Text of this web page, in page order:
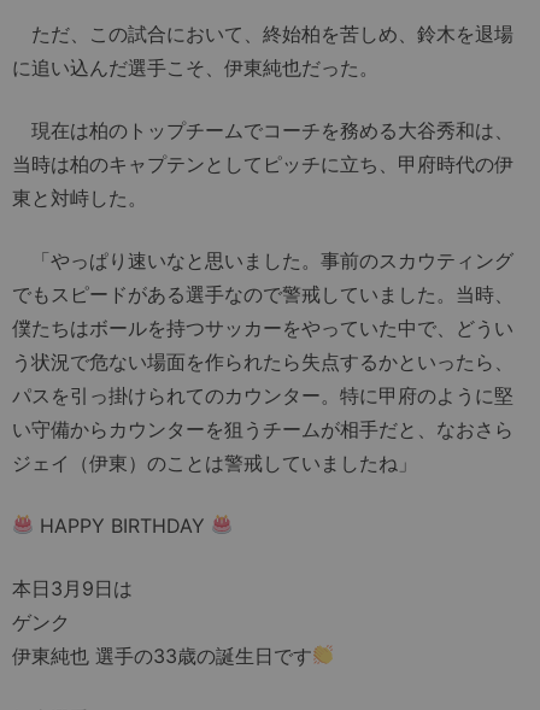
ただ、この試合において、終始柏を苦しめ、鈴木を退場
に追い込んだ選手こそ、伊東純也だった。
現在は柏のトップチームでコーチを務める大谷秀和は、
当時は柏のキャプテンとしてピッチに立ち、甲府時代の伊
東と対峙した。
「やっぱり速いなと思いました。事前のスカウティング
でもスピードがある選手なので警戒していました。当時、
僕たちはボールを持つサッカーをやっていた中で、どうい
う状況で危ない場面を作られたら失点するかといったら、
パスを引っ掛けられてのカウンター。特に甲府のように堅
い守備からカウンターを狙うチームが相手だと、なおさら
ジェイ（伊東）のことは警戒していましたね」
HAPPY BIRTHDAY
本日3月9日は
ゲンク
伊東純也 選手の33歳の誕生日です